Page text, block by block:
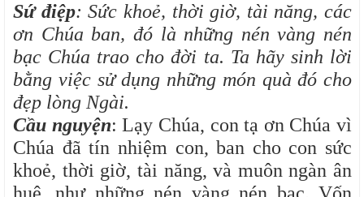
Sứ điệp: Sức khoẻ, thời giờ, tài năng, các
ơn Chúa ban, đó là những nén vàng nén
bạc Chúa trao cho đời ta. Ta hãy sinh lời
bằng việc sử dụng những món quà đó cho
đẹp lòng Ngài.
Cầu nguyện: Lạy Chúa, con tạ ơn Chúa vì
Chúa đã tín nhiệm con, ban cho con sức
khoẻ, thời giờ, tài năng, và muôn ngàn ân